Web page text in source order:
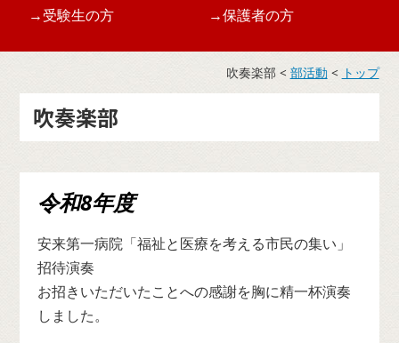
→受験生の方
→保護者の方
吹奏楽部 < 部活動 < トップ
吹奏楽部
令和8年度
安来第一病院「福祉と医療を考える市民の集い」
招待演奏
お招きいただいたことへの感謝を胸に精一杯演奏
しました。